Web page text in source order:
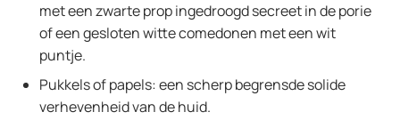
met een zwarte prop ingedroogd secreet in de porie
of een gesloten witte comedonen met een wit
puntje.
Pukkels of papels: een scherp begrensde solide
verhevenheid van de huid.